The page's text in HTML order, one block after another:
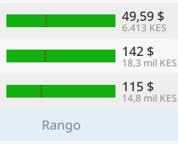
49,59 $
6.413 KES
142 $
18,3 mil KES
115 $
14,8 mil KES
Rango